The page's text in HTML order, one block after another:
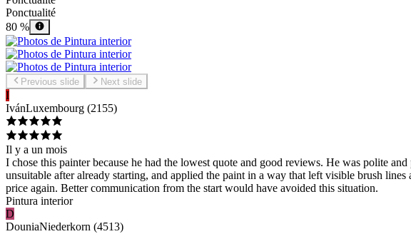
Ponctualité
80 %
Previous slide Next slide
I
IvánLuxembourg (2155)
Il y a un mois
I chose this painter because he had the lowest quote and good reviews. He was polite
unsuitable after already starting, and applied the paint in a way that left visible brush
price again. Better communication from the start would have avoided this situation.
Pintura interior
D
DouniaNiederkorn (4513)